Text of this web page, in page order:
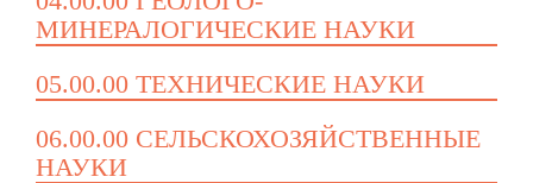
МИНЕРАЛОГИЧЕСКИЕ НАУКИ
05.00.00 ТЕХНИЧЕСКИЕ НАУКИ
06.00.00 СЕЛЬСКОХОЗЯЙСТВЕННЫЕ
НАУКИ